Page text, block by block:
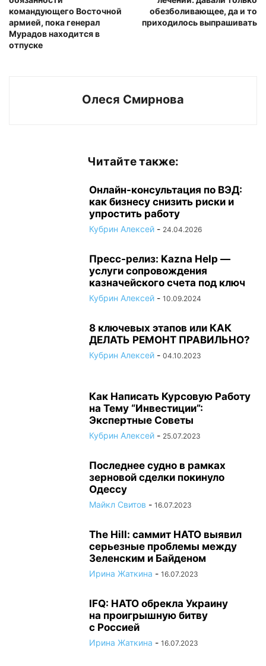
командующего Восточной
армией, пока генерал
Мурадов находится в
отпуске
обезболивающее, да и то
приходилось выпрашивать
Олеся Смирнова
Читайте также:
Онлайн-консультация по ВЭД:
как бизнесу снизить риски и
упростить работу
Кубрин Алексей - 24.04.2026
Пресс-релиз: Kazna Help —
услуги сопровождения
казначейского счета под ключ
Кубрин Алексей - 10.09.2024
8 ключевых этапов или КАК
ДЕЛАТЬ РЕМОНТ ПРАВИЛЬНО?
Кубрин Алексей - 04.10.2023
Как Написать Курсовую Работу
на Тему “Инвестиции”:
Экспертные Советы
Кубрин Алексей - 25.07.2023
Последнее судно в рамках
зерновой сделки покинуло
Одессу
Майкл Свитов - 16.07.2023
The Hill: саммит НАТО выявил
серьезные проблемы между
Зеленским и Байденом
Ирина Жаткина - 16.07.2023
IFQ: НАТО обрекла Украину
на проигрышную битву
с Россией
Ирина Жаткина - 16.07.2023